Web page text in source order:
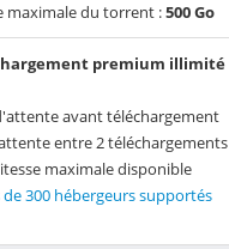
maximale du torrent :500 Go
premium illimité
avant téléchargement
entre 2 téléchargements
maximale disponible
de 300 hébergeurs supportés